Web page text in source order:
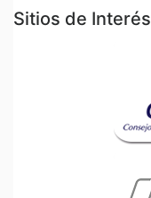
Sitios de Interés